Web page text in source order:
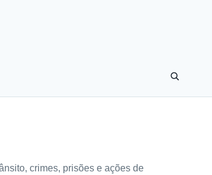
crimes, prisões e ações de